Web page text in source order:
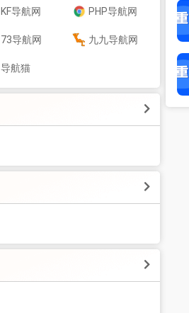
KF导航网 PHP导航网
73导航网 九九导航网
导航猫